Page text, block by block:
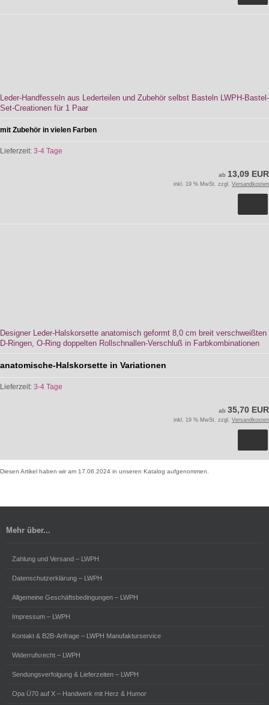
Leder-Handfesseln aus Lederteilen und Zubehör selbst Basteln LWPH-Bastel-
Set-Creationen für 1 Paar
mit Zubehör in vielen Farben
Lieferzeit: 3-4 Tage
ab 13,09 EUR
inkl. 19 % MwSt. zzgl. Versandkosten
Designer Leder-Halskorsette anatomisch geformt 8,0 cm breit verschweißten
D-Ringen, O-Ring doppelten Rollschnallen-Verschluß in Farbkombinationen
anatomische-Halskorsette in Variationen
Lieferzeit: 3-4 Tage
ab 35,70 EUR
inkl. 19 % MwSt. zzgl. Versandkosten
Diesen Artikel haben wir am 17.06.2024 in unseren Katalog aufgenommen.
Mehr über...
Zahlung und Versand – LWPH
Datenschutzerklärung – LWPH
Allgemeine Geschäftsbedingungen – LWPH
Impressum – LWPH
Kontakt & B2B-Anfrage – LWPH Manufakturservice
Widerrufsrecht – LWPH
Sendungsverfolgung & Lieferzeiten – LWPH
Opa Ü70 auf X – Handwerk mit Herz & Humor